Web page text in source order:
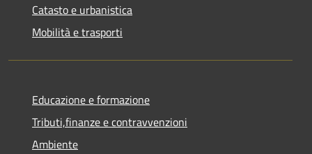
Catasto e urbanistica
Mobilità e trasporti
Educazione e formazione
Tributi,finanze e contravvenzioni
Ambiente